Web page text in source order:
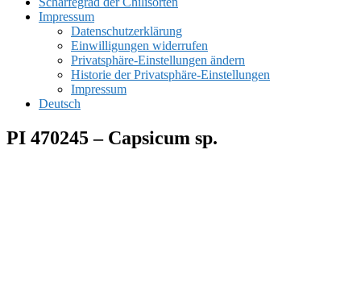
Impressum
Datenschutzerklärung
Einwilligungen widerrufen
Privatsphäre-Einstellungen ändern
Historie der Privatsphäre-Einstellungen
Impressum
Deutsch
PI 470245 – Capsicum sp.